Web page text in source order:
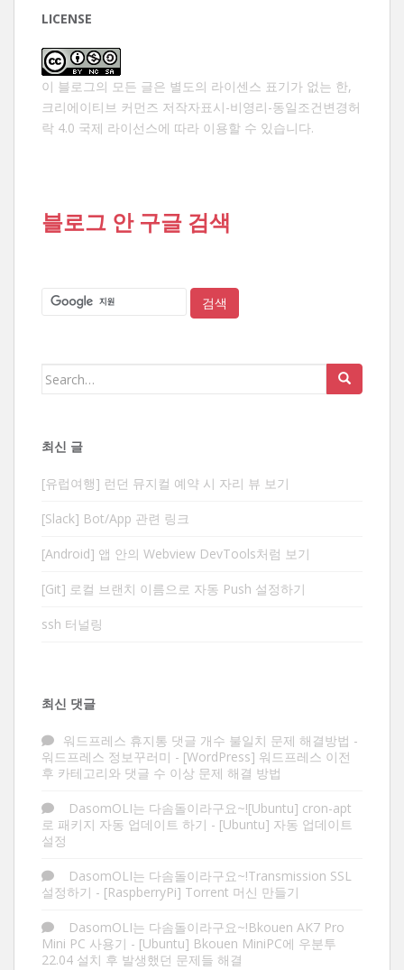
LICENSE
이 블로그의 모든 글은 별도의 라이센스 표기가 없는 한,
크리에이티브 커먼즈 저작자표시-비영리-동일조건변경허
락 4.0 국제 라이선스에 따라 이용할 수 있습니다.
블로그 안 구글 검색
Search
최신 글
[유럽여행] 런던 뮤지컬 예약 시 자리 뷰 보기
[Slack] Bot/App 관련 링크
[Android] 앱 안의 Webview DevTools처럼 보기
[Git] 로컬 브랜치 이름으로 자동 Push 설정하기
ssh 터널링
최신 댓글
워드프레스 휴지통 댓글 개수 불일치 문제 해결방법 -
워드프레스 정보꾸러미 - [WordPress] 워드프레스 이전
후 카테고리와 댓글 수 이상 문제 해결 방법
DasomOLI는 다솜돌이라구요~![Ubuntu] cron-apt
로 패키지 자동 업데이트 하기 - [Ubuntu] 자동 업데이트
설정
DasomOLI는 다솜돌이라구요~!Transmission SSL
설정하기 - [RaspberryPi] Torrent 머신 만들기
DasomOLI는 다솜돌이라구요~!Bkouen AK7 Pro
Mini PC 사용기 - [Ubuntu] Bkouen MiniPC에 우분투
22.04 설치 후 발생했던 문제들 해결